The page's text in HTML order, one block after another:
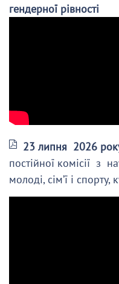
гендерної рівності
23 липня 2026
постійної комісії з
молоді, сім’ї і спорту,